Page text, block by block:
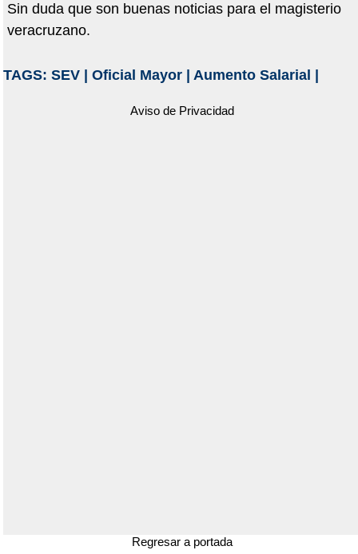
Sin duda que son buenas noticias para el magisterio
veracruzano.
TAGS: SEV| Oficial Mayor| Aumento Salarial
Aviso de Privacidad
Regresar a portada